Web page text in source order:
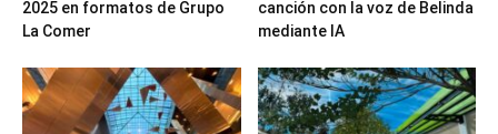
2025 en formatos de Grupo
La Comer
canción con la voz de Belinda
mediante IA